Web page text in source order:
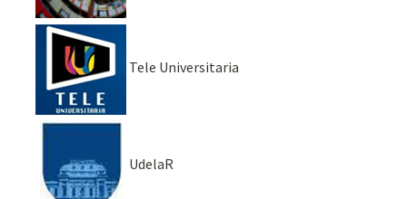
Tele Universitaria
UdelaR